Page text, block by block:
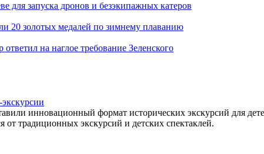
для запуска дронов и безэкипажных катеров
20 золотых медалей по зимнему плаванию
на наглое требование Зеленского
инновационный формат исторических экскурсий
от традиционных экскурсий и детских спектаклей.